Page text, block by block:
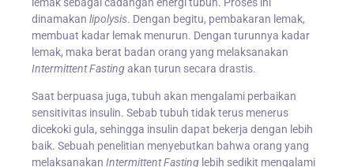
dinamakan lipolysis. Dengan begitu, pembakaran lemak,
membuat kadar lemak menurun. Dengan turunnya kadar
lemak, maka berat badan orang yang melaksanakan
Intermittent Fastingakan turun secara drastis.
Saat berpuasa juga, tubuh akan mengalami perbaikan
sensitivitas insulin. Sebab tubuh tidak terus menerus
dicekoki gula, sehingga insulin dapat bekerja dengan lebih
baik. Sebuah penelitian menyebutkan bahwa orang yang
melaksanakan Intermittent Fasting lebih sedikit mengalami